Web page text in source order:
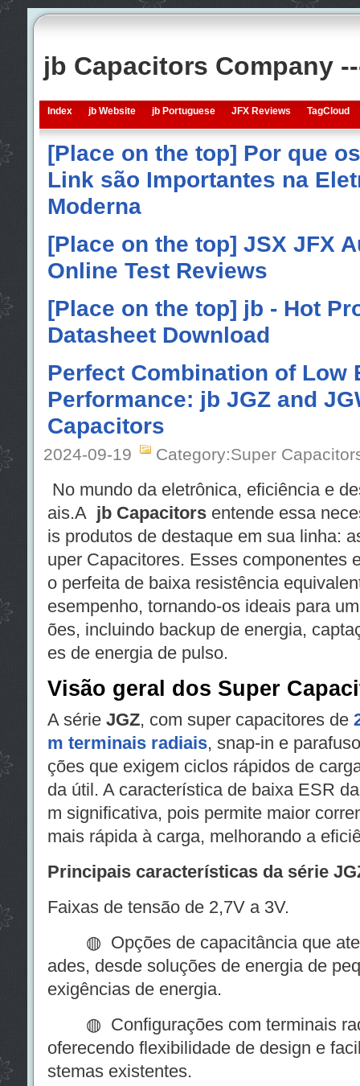
jb Capacitors Company
Index jb Website jb Portuguese JFX Reviews TagCloud
[Place on the top] Por que
Link são Importantes na
Moderna
[Place on the top] JSX JFX
Online Test Reviews
[Place on the top] jb - Hot
Datasheet Download
Perfect Combination of Low
Performance: jb JGZ and
Capacitors
2024-09-19 Category:Super
No mundo da eletrônica, eficiência e
ais.A jb Capacitorsentende essa
is produtos de destaque em sua linha:
uper Capacitores. Esses componentes
o perfeita de baixa resistência
esempenho, tornando-os ideais para
ões, incluindo backup de energia,
es de energia de pulso.
Visão geral dos Super
A série JGZ, com super capacitores de
m terminais radiais, snap-in e
ções que exigem ciclos rápidos de
da útil. A característica de baixa ESR
m significativa, pois permite maior
mais rápida à carga, melhorando a
Principais características da série
Faixas de tensão de 2,7V a 3V.
◍ Opções de capacitância que
ades, desde soluções de energia de
exigências de energia.
◍ Configurações com terminais
oferecendo flexibilidade de design e
stemas existentes.